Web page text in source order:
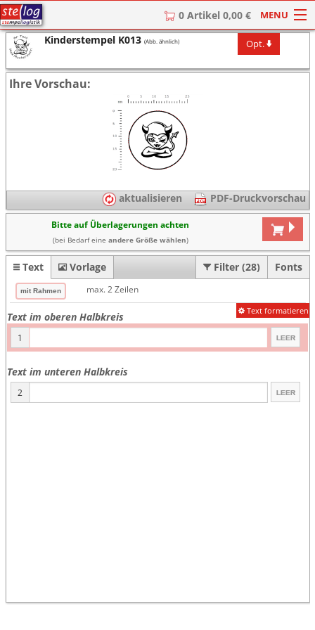
0 Artikel 0,00 € MENU
HOME
Stempel
Stempel-Textplatten
Kinderstempel K013 (Abb. ähnlich) Opt.
Ihre Vorschau:
aktualisieren PDF-Druckvorschau
Bitte auf Überlagerungen achten
(bei Bedarf eine andere Größe wählen)
Text Vorlage Fonts
Filter (28)
max. 2 Zeilen
Text im oberen Halbkreis
1
Text im unteren Halbkreis
2
Text formatieren